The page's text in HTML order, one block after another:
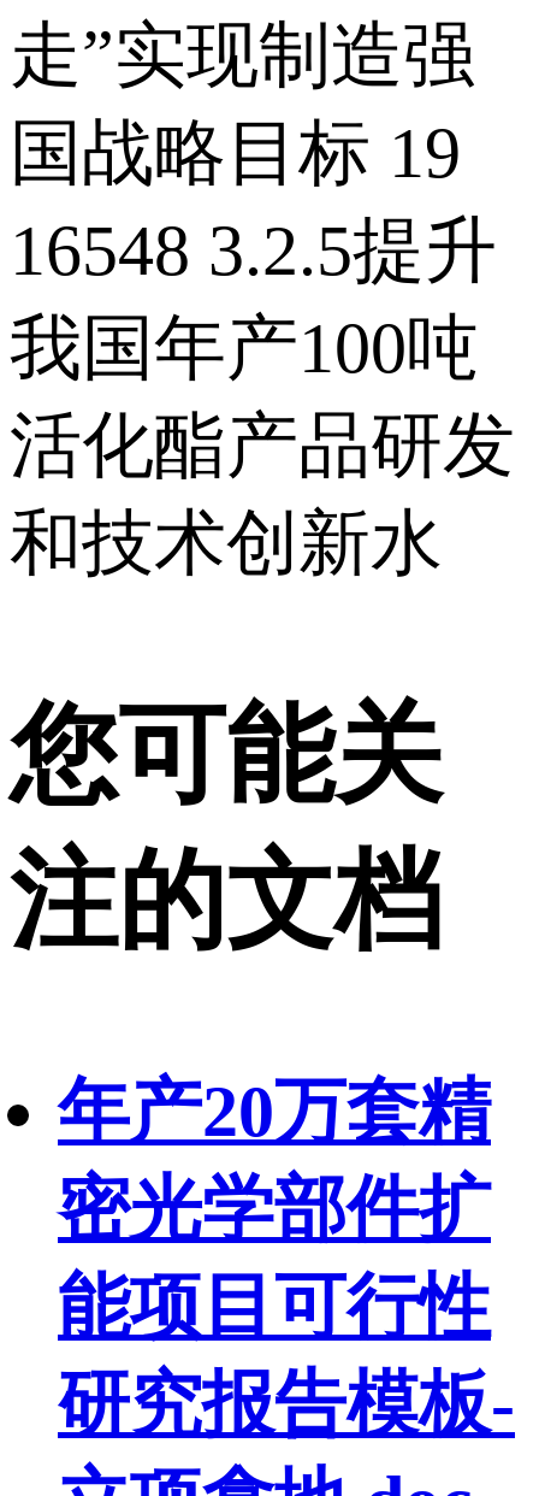
走”实现制造强
国战略目标 19
16548 3.2.5提升
我国年产100吨
活化酯产品研发
和技术创新水
您可能关
注的文档
年产20万套精
密光学部件扩
能项目可行性
研究报告模板-